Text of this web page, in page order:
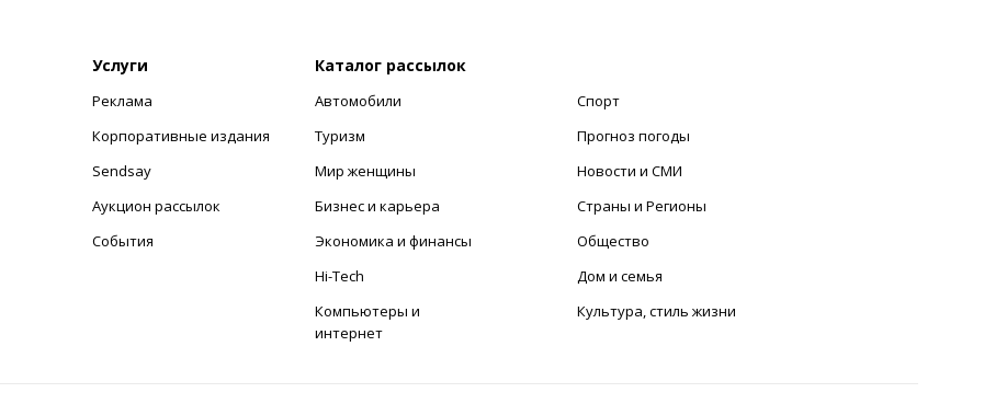
Услуги
Реклама
Корпоративные издания
Sendsay
Аукцион рассылок
События
Каталог рассылок
Автомобили
Туризм
Мир женщины
Бизнес и карьера
Экономика и финансы
Hi-Tech
Компьютеры и
интернет
Спорт
Прогноз погоды
Новости и СМИ
Страны и Регионы
Общество
Дом и семья
Культура, стиль жизни